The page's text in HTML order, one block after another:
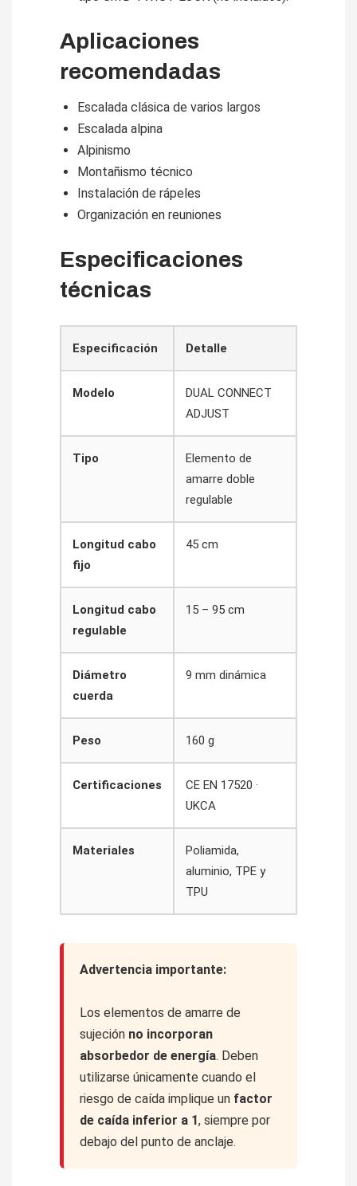
Aplicaciones
recomendadas
Escalada clásica de varios largos
Escalada alpina
Alpinismo
Montañismo técnico
Instalación de rápeles
Organización en reuniones
Especificaciones
técnicas
Especificación Detalle
Modelo
DUAL CONNECT
ADJUST
Tipo
Elemento de
amarre doble
regulable
Longitud cabo
fijo
45 cm
Longitud cabo
regulable
15 – 95 cm
Diámetro
cuerda
9 mm dinámica
Peso 160 g
Certificaciones
CE EN 17520 ·
UKCA
Materiales
Poliamida,
aluminio, TPE y
TPU
Advertencia importante:
Los elementos de amarre de
sujeción no incorporan
absorbedor de energía. Deben
utilizarse únicamente cuando el
riesgo de caída implique un factor
de caída inferior a 1, siempre por
debajo del punto de anclaje.